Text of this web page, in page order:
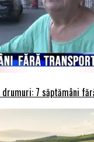
drumuri: 7 săptămâni